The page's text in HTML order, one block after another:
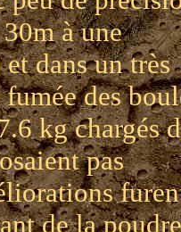
à une
dans un très
des
kg chargés
pas
de la poudre